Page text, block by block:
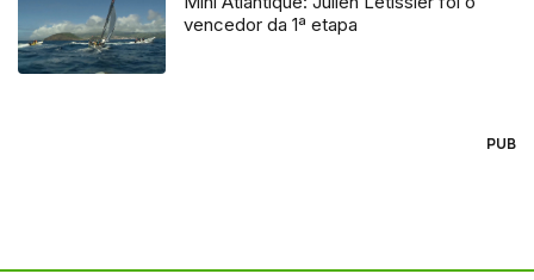
vencedor da 1ª etapa
PUB